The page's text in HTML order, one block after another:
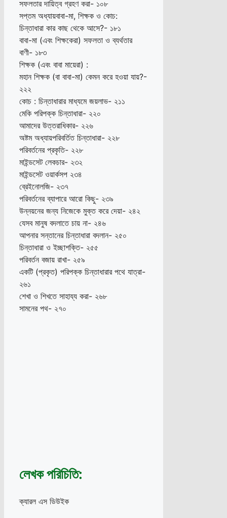
সফলতার দায়িত্ব গ্রহণ করা- ১০৮
সপ্তম অধ্যায়বাবা-মা, শিক্ষক ও কোচ:
চিন্তাধারা কার কাছ থেকে আসে?- ১৮১
বাবা-মা (এবং শিক্ষকেরা) সফলতা ও ব্যর্থতার
বাণী- ১৮৩
শিক্ষক (এবং বাবা মায়েরা) :
মহান শিক্ষক (বা বাবা-মা) কেমন করে হওয়া যায়?-
২২২
কোচ : চিন্তাধারার মাধ্যমে জয়লাভ- ২১১
মেকি পরিপক্ক চিন্তাধারা- ২২০
আমাদের উত্তরাধিকার- ২২৬
অষ্টম অধ্যায়পরিবর্তিত চিন্তাধারা- ২২৮
পরিবর্তনের প্রকৃতি- ২২৮
মাইন্ডসেট লেকচার- ২৩২
মাইন্ডসেট ওয়ার্কসপ ২৩৪
ব্রেইনোলজি- ২৩৭
পরিবর্তনের ব্যাপারে আরো কিছু- ২৩৯
উন্নয়নের জন্য নিজেকে মুক্ত করে দেয়া- ২৪২
যেসব মানুষ বদলাতে চায় না- ২৪৬
আপনার সন্তানের চিন্তাধারা বদলান- ২৫০
চিন্তাধারা ও ইচ্ছাশক্তি- ২৫৫
পরিবর্তন বজায় রাখা- ২৫৯
একটি (প্রকৃত) পরিপক্ক চিন্তাধারার পথে যাত্রা-
২৬১
শেখা ও শিখতে সাহায্য করা- ২৬৮
সামনের পথ- ২৭০
লেখক পরিচিতি:
ক্যারল এস ডিউইক